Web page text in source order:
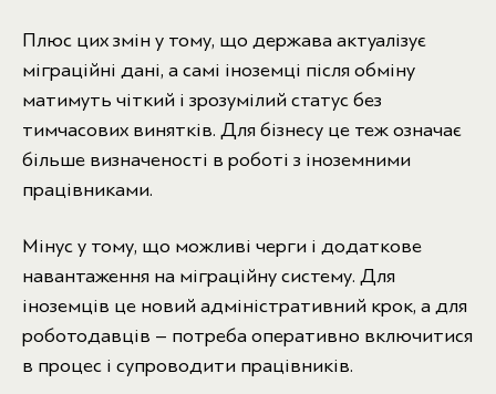
Плюс цих змін у тому, що держава актуалізує
міграційні дані, а самі іноземці після обміну
матимуть чіткий і зрозумілий статус без
тимчасових винятків. Для бізнесу це теж означає
більше визначеності в роботі з іноземними
працівниками.
Мінус у тому, що можливі черги і додаткове
навантаження на міграційну систему. Для
іноземців це новий адміністративний крок, а для
роботодавців – потреба оперативно включитися
в процес і супроводити працівників.